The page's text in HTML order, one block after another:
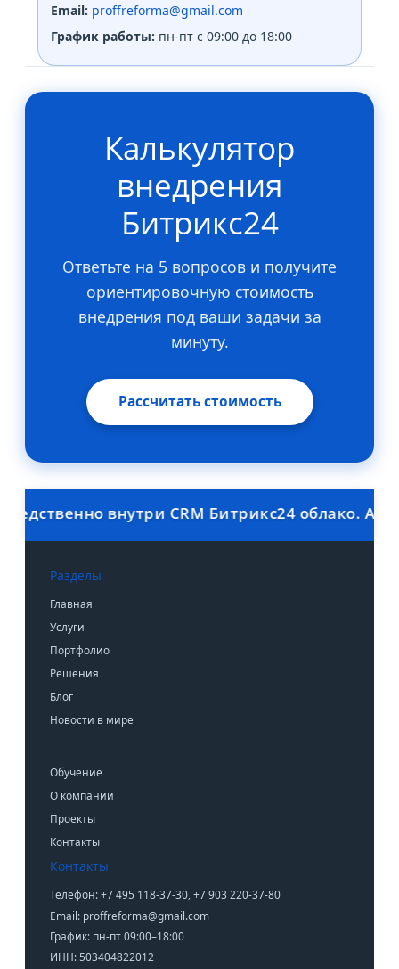
Email: proffreforma@gmail.com
График работы: пн-пт с 09:00 до 18:00
Калькулятор
внедрения
Битрикс24
Ответьте на 5 вопросов и получите
ориентировочную стоимость
внедрения под ваши задачи за
минуту.
Рассчитать стоимость
внутри CRM Битрикс24 облако.
Разделы
Главная
Услуги
Портфолио
Решения
Блог
Новости в мире
Обучение
О компании
Проекты
Контакты
Контакты
Телефон: +7 495 118-37-30, +7 903 220-37-80
Email: proffreforma@gmail.com
График: пн-пт 09:00–18:00
ИНН: 503404822012